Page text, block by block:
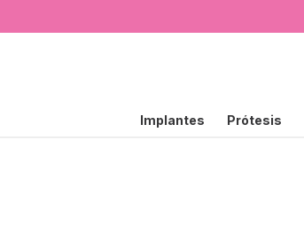
Implantes Prótesis